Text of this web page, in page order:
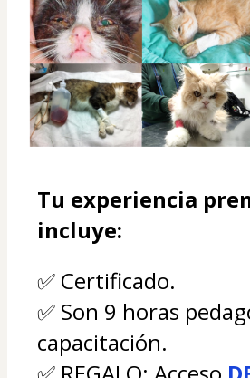
Tu experiencia
incluye:
✅ Certificado.
✅ Son 9 horas
capacitación.